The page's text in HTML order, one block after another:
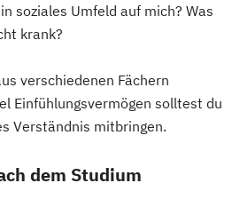
soziales Umfeld auf mich? Was
krank?
verschiedenen Fächern
Einfühlungsvermögen solltest du
Verständnis mitbringen.
dem Studium